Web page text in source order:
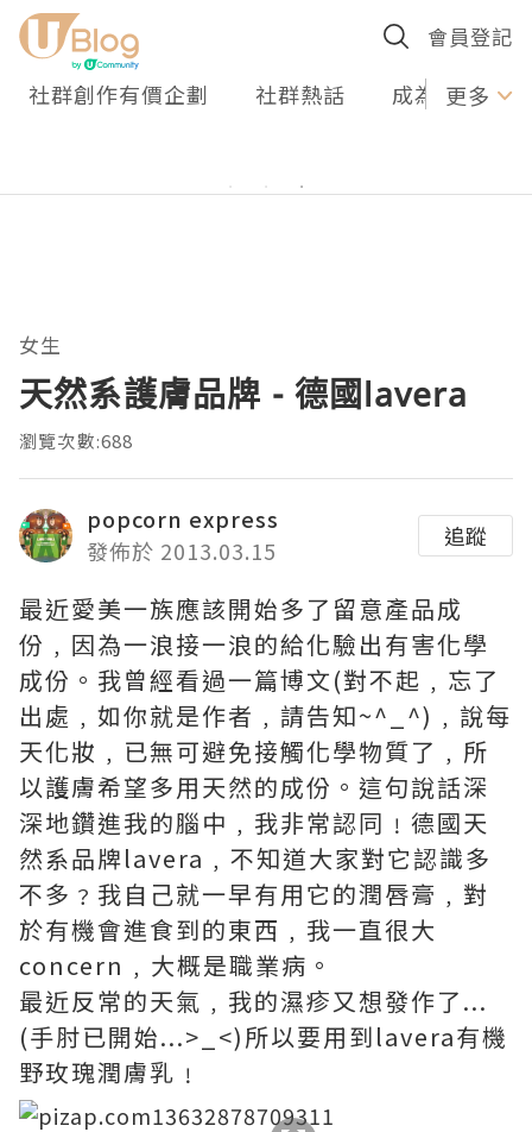
會員登記
社群創作有價企劃 社群熱話 成為U更多
女生
天然系護膚品牌 - 德國lavera
瀏覽次數:688
popcorn express
發佈於 2013.03.15
追蹤
最近愛美一族應該開始多了留意產品成
份﹐因為一浪接一浪的給化驗出有害化學
成份。我曾經看過一篇博文(對不起﹐忘了
出處﹐如你就是作者﹐請告知~^_^)﹐說每
天化妝﹐已無可避免接觸化學物質了﹐所
以護膚希望多用天然的成份。這句說話深
深地鑽進我的腦中﹐我非常認同﹗德國天
然系品牌lavera﹐不知道大家對它認識多
不多﹖我自己就一早有用它的潤唇膏﹐對
於有機會進食到的東西﹐我一直很大
concern﹐大概是職業病。
最近反常的天氣﹐我的濕疹又想發作了...
(手肘已開始...>_<)所以要用到lavera有機
野玫瑰潤膚乳﹗